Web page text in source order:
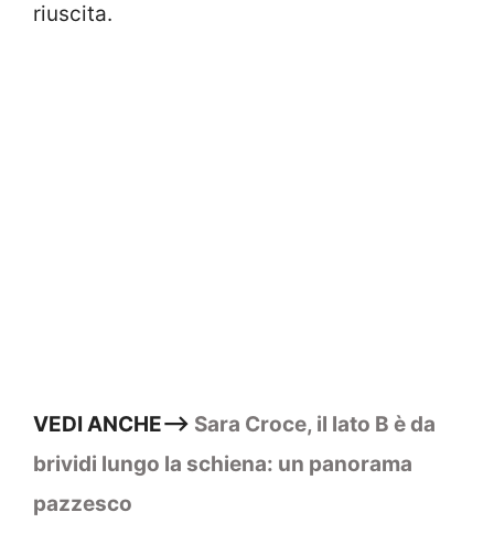
riuscita.
VEDI ANCHE—> Sara Croce, il lato B è da
brividi lungo la schiena: un panorama
pazzesco